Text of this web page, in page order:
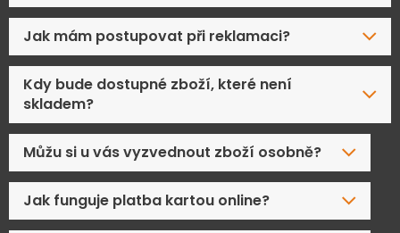
Jak mám postupovat při reklamaci?
Kdy bude dostupné zboží, které není
skladem?
Můžu si u vás vyzvednout zboží osobně?
Jak funguje platba kartou online?